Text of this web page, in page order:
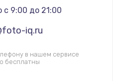
с 9:00 до 21:00
iq.ru
в нашем сервисе
бесплатны